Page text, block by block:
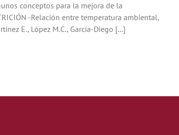
conceptos para la mejora de la
-Relación entre temperatura ambiental,
E., López M.C., García-Diego [...]